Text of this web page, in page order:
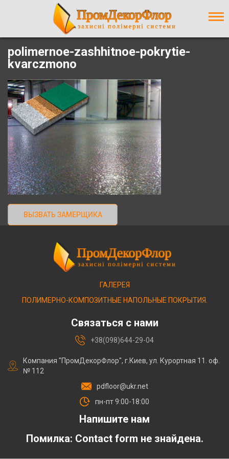
polimernoe-zashhitnoe-pokrytie-
kvarczmono
ВЫЗВАТЬ ЗАМЕРЩИКА
ГАЛЕРЕЯ
ПОЛИМЕРНО-КОМПОЗИТНЫЕ НАПОЛЬНЫЕ ПОКРЫТИЯ.
Связаться с нами
+38(098)644-29-04
Компания "ПромДекорФлор", г.Киев, ул. Курортная 11. оф.
№ 112
pdfloor@ukr.net
пн-пт 9:00-18:00
Напишите нам
Помилка: Contact form не знайдена.